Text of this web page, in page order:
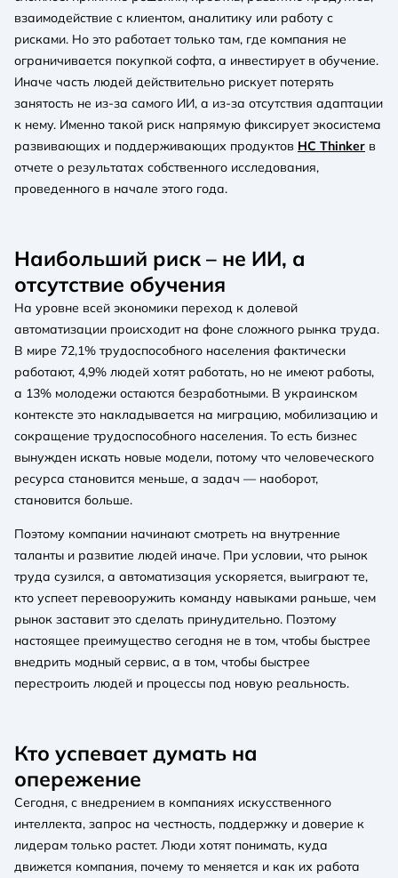
взаимодействие с клиентом, аналитику или работу с
рисками. Но это работает только там, где компания не
ограничивается покупкой софта, а инвестирует в обучение.
Иначе часть людей действительно рискует потерять
занятость не из-за самого ИИ, а из-за отсутствия адаптации
к нему. Именно такой риск напрямую фиксирует экосистема
развивающих и поддерживающих продуктов HC Thinker в
отчете о результатах собственного исследования,
проведенного в начале этого года.
Наибольший риск – не ИИ, а
отсутствие обучения
На уровне всей экономики переход к долевой
автоматизации происходит на фоне сложного рынка труда.
В мире 72,1% трудоспособного населения фактически
работают, 4,9% людей хотят работать, но не имеют работы,
а 13% молодежи остаются безработными. В украинском
контексте это накладывается на миграцию, мобилизацию и
сокращение трудоспособного населения. То есть бизнес
вынужден искать новые модели, потому что человеческого
ресурса становится меньше, а задач — наоборот,
становится больше.
Поэтому компании начинают смотреть на внутренние
таланты и развитие людей иначе. При условии, что рынок
труда сузился, а автоматизация ускоряется, выиграют те,
кто успеет перевооружить команду навыками раньше, чем
рынок заставит это сделать принудительно. Поэтому
настоящее преимущество сегодня не в том, чтобы быстрее
внедрить модный сервис, а в том, чтобы быстрее
перестроить людей и процессы под новую реальность.
Кто успевает думать на
опережение
Сегодня, с внедрением в компаниях искусственного
интеллекта, запрос на честность, поддержку и доверие к
лидерам только растет. Люди хотят понимать, куда
движется компания, почему то меняется и как их работа